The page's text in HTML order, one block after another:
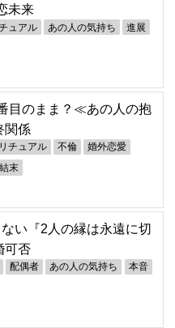
未来
ュアル あの人の気持ち 進展
目のまま？≪あの人の抱
関係
チュアル 不倫 婚外恋愛
結末
い『2人の縁は永遠に切
可否
配偶者 あの人の気持ち 本音